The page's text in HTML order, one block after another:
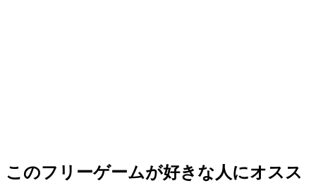
このフリーゲームが好きな人にオスス